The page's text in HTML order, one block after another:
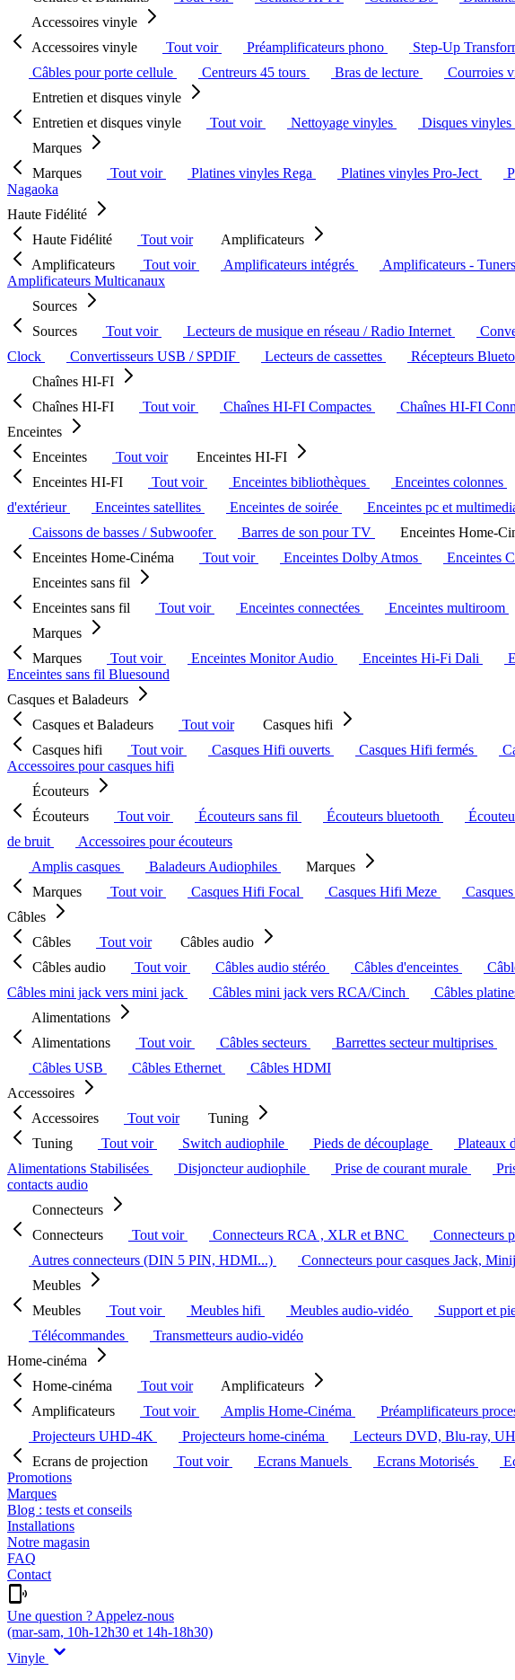
Accessoires vinyle
Accessoires vinyle
Tout voir Préamplificateurs phono Step-Up
Câbles pour porte cellule
Centreurs 45 tours Bras de lecture Courroies
Entretien et disques vinyle
Entretien et disques vinyle
Tout voir Nettoyage vinyles Disques vinyles
Marques
Marques
Tout voir Platines vinyles Rega Platines vinyles Pro-Ject
Nagaoka
Haute Fidélité
Haute Fidélité
Tout voir
Amplificateurs
Amplificateurs
Tout voir Amplificateurs intégrés Amplificateurs - Tuners
Amplificateurs Multicanaux
Sources
Sources
Tout voir Lecteurs de musique en réseau / Radio Internet
Clock
Convertisseurs USB / SPDIF Lecteurs de cassettes Récepteurs
Chaînes HI-FI
Chaînes HI-FI
Tout voir Chaînes HI-FI Compactes Chaînes HI-FI
Enceintes
Enceintes
Tout voir
Enceintes HI-FI
Enceintes HI-FI
Tout voir Enceintes bibliothèques Enceintes colonnes
d'extérieur
Enceintes satellites Enceintes de soirée
Enceintes pc et
Caissons de basses / Subwoofer
Barres de son pour TV
Enceintes Home-
Enceintes Home-Cinéma
Tout voir Enceintes Dolby Atmos Enceintes
Enceintes sans fil
Enceintes sans fil
Tout voir Enceintes connectées Enceintes multiroom
Marques
Marques
Tout voir Enceintes Monitor Audio Enceintes Hi-Fi Dali
Enceintes sans fil Bluesound
Casques et Baladeurs
Casques et Baladeurs
Tout voir
Casques hifi
Casques hifi
Tout voir Casques Hifi ouverts Casques Hifi fermés
Accessoires pour casques hifi
Écouteurs
Écouteurs
Tout voir Écouteurs sans fil Écouteurs bluetooth
de bruit
Accessoires pour écouteurs
Amplis casques
Baladeurs Audiophiles
Marques
Marques
Tout voir Casques Hifi Focal Casques Hifi Meze
Câbles
Câbles
Tout voir
Câbles audio
Câbles audio
Tout voir Câbles audio stéréo Câbles d'enceintes
Câbles mini jack vers mini jack
Câbles mini jack vers RCA/Cinch Câbles
Alimentations
Alimentations
Tout voir Câbles secteurs Barrettes secteur multiprises
Câbles USB
Câbles Ethernet
Câbles HDMI
Accessoires
Accessoires
Tout voir
Tuning
Tuning
Tout voir Switch audiophile Pieds de découplage Plateaux
Alimentations Stabilisées
Disjoncteur audiophile Prise de courant murale
contacts audio
Connecteurs
Connecteurs
Tout voir Connecteurs RCA , XLR et BNC Connecteurs
Autres connecteurs (DIN 5 PIN, HDMI...)
Connecteurs pour casques Jack,
Meubles
Meubles
Tout voir Meubles hifi Meubles audio-vidéo Support et
Télécommandes
Transmetteurs audio-vidéo
Home-cinéma
Home-cinéma
Tout voir
Amplificateurs
Amplificateurs
Tout voir Amplis Home-Cinéma Préamplificateurs
Projecteurs UHD-4K
Projecteurs home-cinéma Lecteurs DVD, Blu-ray,
Ecrans de projection
Tout voir Ecrans Manuels Ecrans Motorisés
Promotions
Marques
Blog : tests et conseils
Installations
Notre magasin
FAQ
Contact
Une question ? Appelez-nous
(mar-sam, 10h-12h30 et 14h-18h30)
Vinyle